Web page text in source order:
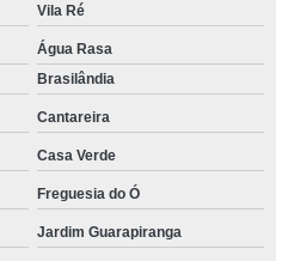
Vila Ré
Água Rasa
Brasilândia
Cantareira
Casa Verde
Freguesia do Ó
Jardim Guarapiranga